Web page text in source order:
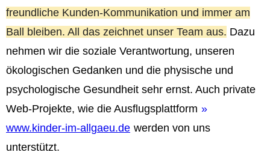
freundliche Kunden-Kommunikation und immer am
Ball bleiben. All das zeichnet unser Team aus. Dazu
nehmen wir die soziale Verantwortung, unseren
ökologischen Gedanken und die physische und
psychologische Gesundheit sehr ernst. Auch private
Web-Projekte, wie die Ausflugsplattform
www.kinder-im-allgaeu.de werden von uns
unterstützt.